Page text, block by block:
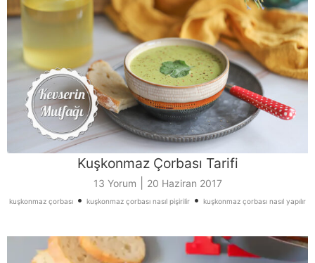
Kuşkonmaz Çorbası Tarifi
13 Yorum 20 Haziran 2017
kuşkonmaz çorbası • kuşkonmaz çorbası nasıl pişirilir • kuşkonmaz çorbası nasıl yapılır